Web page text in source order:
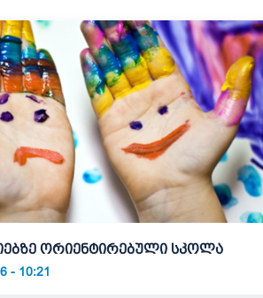
ორიენტირებული სკოლა
- 10:21